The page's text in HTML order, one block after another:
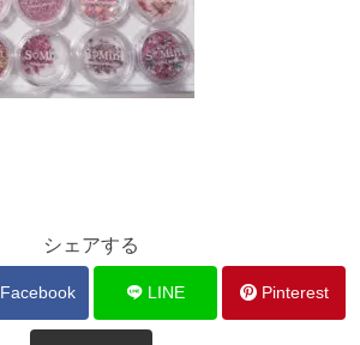
シェアする
Facebook LINE Pinterest